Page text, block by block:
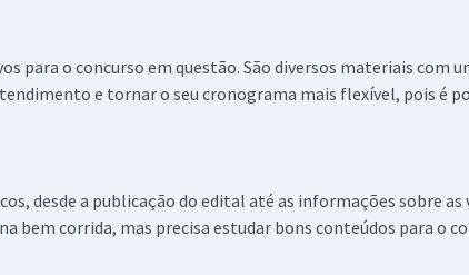
para o concurso em questão. São diversos materiais com
e tornar o seu cronograma mais flexível, pois é
desde a publicação do edital até as informações sobre
bem corrida, mas precisa estudar bons conteúdos para o